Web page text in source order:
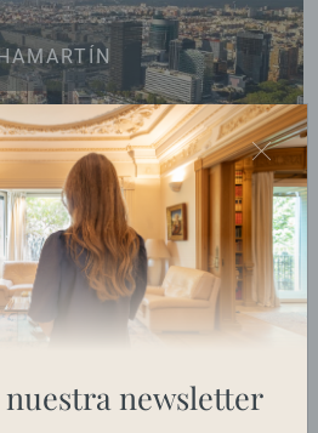
nuestra newsletter